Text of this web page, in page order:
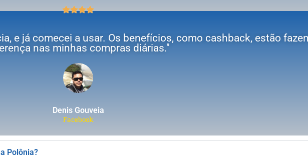
e já comecei a usar. Os benefícios, como cashback, estão
nas minhas compras diárias."
Denis Gouveia
Facebook
Polônia?